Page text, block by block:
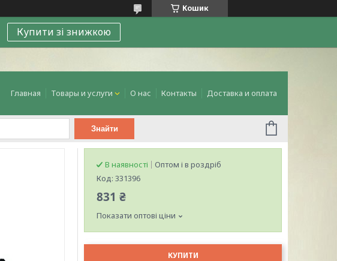
Кошик
Купити зі знижкою
Главная Товары и услуги О нас Контакты Доставка и оплата
Знайти
В наявності
Оптом і в роздріб
Код: 331396
831 ₴
Показати оптові ціни
КУПИТИ